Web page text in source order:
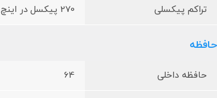
تراکم پیکسلی 270 پیکسل در اینچ تراکم پیکسلی
حافظه
حافظه داخلی 64